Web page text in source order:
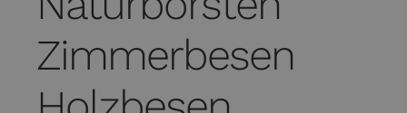
Zimmerbesen